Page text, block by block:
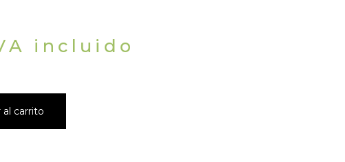
incluido
al carrito